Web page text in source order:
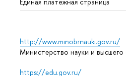
http://www.minobrnauki.gov.ru/
Министерство науки и высшего
https://edu.gov.ru/